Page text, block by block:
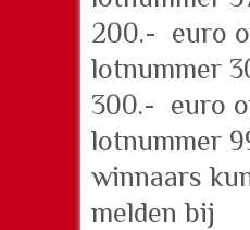
200.- euro
lotnummer
300.- euro
lotnummer
winnaars
melden bij